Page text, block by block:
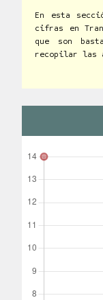
En esta
cifras en
que son
recopilar las